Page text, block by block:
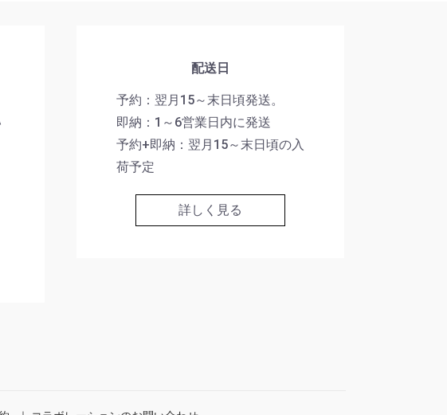
配送日
予約：翌月15～末日頃発送。
即納：1～6営業日内に発送
予約+即納：翌月15～末日頃の入
荷予定
詳しく見る